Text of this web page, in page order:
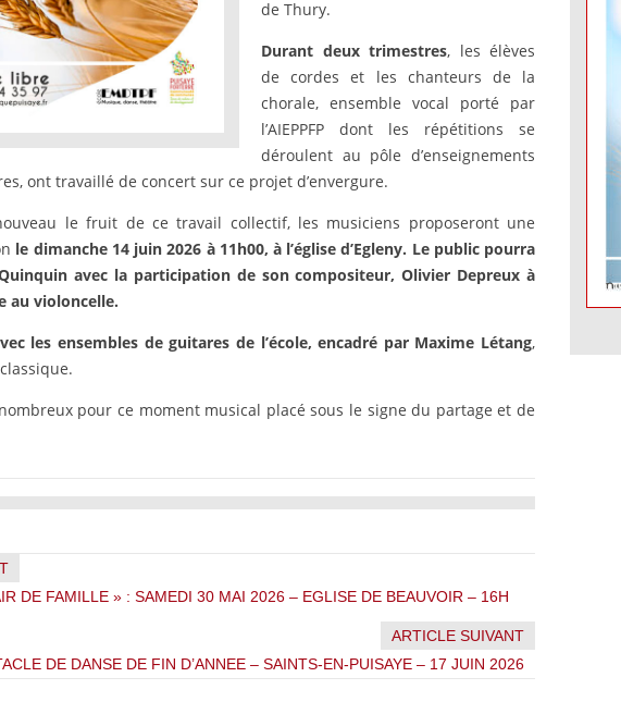
de Thury.
Durant deux trimestres, les élèves
de cordes et les chanteurs de la
chorale, ensemble vocal porté par
l’AIEPPFP dont les répétitions se
déroulent au pôle d’enseignements
ont travaillé de concert sur ce projet d’envergure.
le fruit de ce travail collectif, les musiciens proposeront une
le dimanche 14 juin 2026 à 11h00, à l’église d’Egleny. Le public pourra
avec la participation de son compositeur, Olivier Depreux à
au violoncelle.
les ensembles de guitares de l’école, encadré par Maxime Létang,
pour ce moment musical placé sous le signe du partage et de
DE FAMILLE » : SAMEDI 30 MAI 2026 – EGLISE DE BEAUVOIR – 16H
ARTICLE SUIVANT
DE DANSE DE FIN D’ANNEE – SAINTS-EN-PUISAYE – 17 JUIN 2026